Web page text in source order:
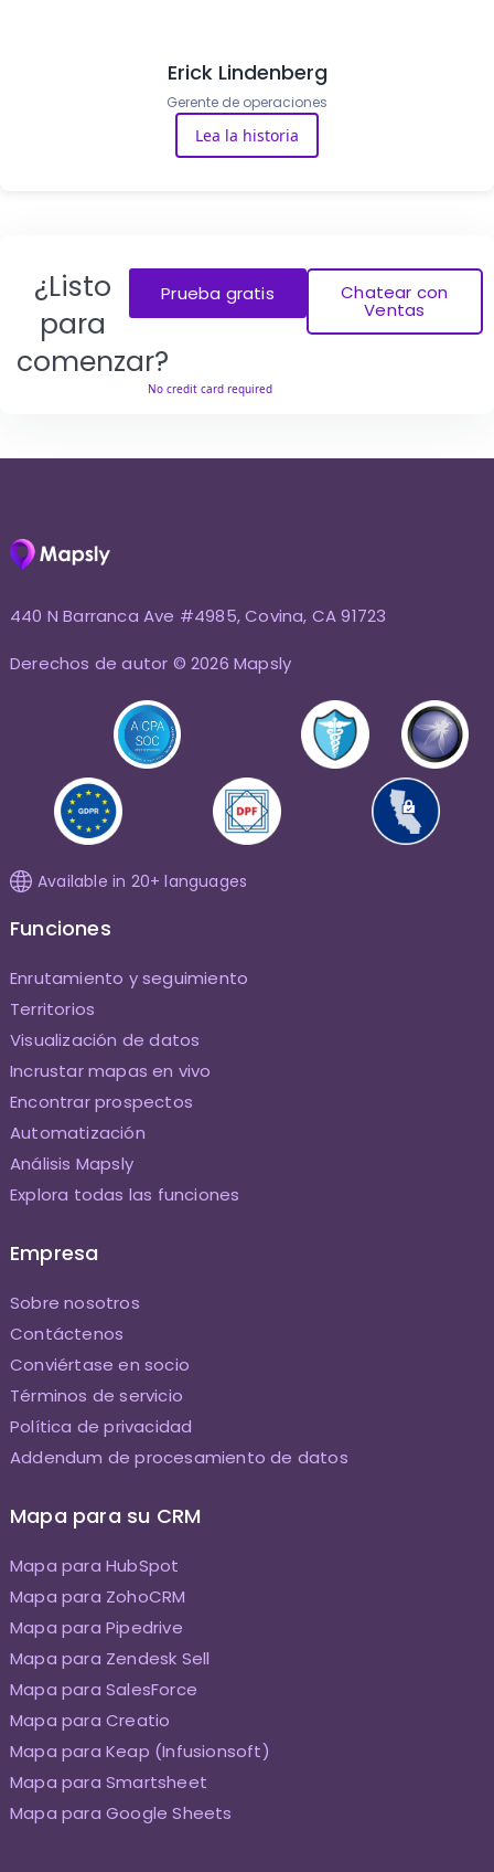
Erick Lindenberg
Gerente de operaciones
Lea la historia
¿Listo
para
comenzar?
Prueba gratis Chatear con
Ventas
440 N Barranca Ave #4985, Covina, CA 91723
Derechos de autor © 2026 Mapsly
Available in 20+ languages
Funciones
Enrutamiento y seguimiento
Territorios
Visualización de datos
Incrustar mapas en vivo
Encontrar prospectos
Automatización
Análisis Mapsly
Explora todas las funciones
Empresa
Sobre nosotros
Contáctenos
Conviértase en socio
Términos de servicio
Política de privacidad
Addendum de procesamiento de datos
Mapa para su CRM
Mapa para HubSpot
Mapa para ZohoCRM
Mapa para Pipedrive
Mapa para Zendesk Sell
Mapa para SalesForce
Mapa para Creatio
Mapa para Keap (Infusionsoft)
Mapa para Smartsheet
Mapa para Google Sheets